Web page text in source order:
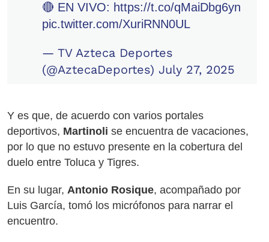
🔴 EN VIVO: https://t.co/qMaiDbg6yn
pic.twitter.com/XuriRNN0UL
— TV Azteca Deportes
(@AztecaDeportes) July 27, 2025
Y es que, de acuerdo con varios portales
deportivos, Martinoli se encuentra de vacaciones,
por lo que no estuvo presente en la cobertura del
duelo entre Toluca y Tigres.
En su lugar, Antonio Rosique, acompañado por
Luis García, tomó los micrófonos para narrar el
encuentro.